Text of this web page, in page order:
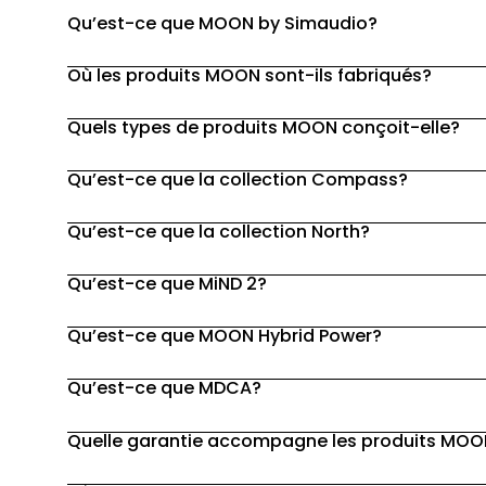
Qu’est-ce que MOON by Simaudio?
Où les produits MOON sont-ils fabriqués?
Quels types de produits MOON conçoit-elle?
Qu’est-ce que la collection Compass?
Qu’est-ce que la collection North?
Qu’est-ce que MiND 2?
Qu’est-ce que MOON Hybrid Power?
Qu’est-ce que MDCA?
Quelle garantie accompagne les produits